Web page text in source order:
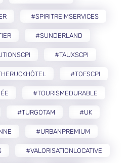
#SPIRITREIMSERVICES
#SUNDERLAND
#TAUXSCPI
#TOFSCPI
#TOURISMEDURABLE
#TURGOTAM #UK
#URBANPREMIUM
#VALORISATIONLOCATIVE